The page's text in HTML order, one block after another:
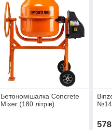
Бетономішалка Concrete
Mixer (180 літрів)
578